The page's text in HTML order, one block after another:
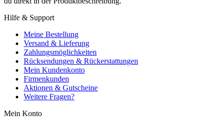
Hilfe & Support
Meine Bestellung
Versand & Lieferung
Zahlungsmöglichkeiten
Rücksendungen & Rückerstattungen
Mein Kundenkonto
Firmenkunden
Aktionen & Gutscheine
Weitere Fragen?
Mein Konto